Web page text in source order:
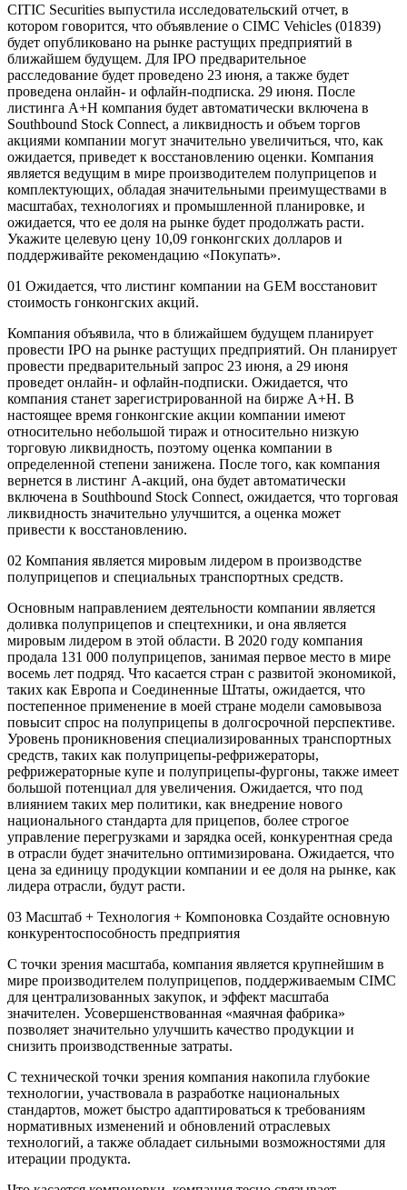
CITIC Securities выпустила исследовательский отчет, в
котором говорится, что объявление о CIMC Vehicles (01839)
будет опубликовано на рынке растущих предприятий в
ближайшем будущем. Для IPO предварительное
расследование будет проведено 23 июня, а также будет
проведена онлайн- и офлайн-подписка. 29 июня. После
листинга A+H компания будет автоматически включена в
Southbound Stock Connect, а ликвидность и объем торгов
акциями компании могут значительно увеличиться, что, как
ожидается, приведет к восстановлению оценки. Компания
является ведущим в мире производителем полуприцепов и
комплектующих, обладая значительными преимуществами в
масштабах, технологиях и промышленной планировке, и
ожидается, что ее доля на рынке будет продолжать расти.
Укажите целевую цену 10,09 гонконгских долларов и
поддерживайте рекомендацию «Покупать».
01 Ожидается, что листинг компании на GEM восстановит
стоимость гонконгских акций.
Компания объявила, что в ближайшем будущем планирует
провести IPO на рынке растущих предприятий. Он планирует
провести предварительный запрос 23 июня, а 29 июня
проведет онлайн- и офлайн-подписки. Ожидается, что
компания станет зарегистрированной на бирже A+H. В
настоящее время гонконгские акции компании имеют
относительно небольшой тираж и относительно низкую
торговую ликвидность, поэтому оценка компании в
определенной степени занижена. После того, как компания
вернется в листинг А-акций, она будет автоматически
включена в Southbound Stock Connect, ожидается, что торговая
ликвидность значительно улучшится, а оценка может
привести к восстановлению.
02 Компания является мировым лидером в производстве
полуприцепов и специальных транспортных средств.
Основным направлением деятельности компании является
доливка полуприцепов и спецтехники, и она является
мировым лидером в этой области. В 2020 году компания
продала 131 000 полуприцепов, занимая первое место в мире
восемь лет подряд. Что касается стран с развитой экономикой,
таких как Европа и Соединенные Штаты, ожидается, что
постепенное применение в моей стране модели самовывоза
повысит спрос на полуприцепы в долгосрочной перспективе.
Уровень проникновения специализированных транспортных
средств, таких как полуприцепы-рефрижераторы,
рефрижераторные купе и полуприцепы-фургоны, также имеет
большой потенциал для увеличения. Ожидается, что под
влиянием таких мер политики, как внедрение нового
национального стандарта для прицепов, более строгое
управление перегрузками и зарядка осей, конкурентная среда
в отрасли будет значительно оптимизирована. Ожидается, что
цена за единицу продукции компании и ее доля на рынке, как
лидера отрасли, будут расти.
03 Масштаб + Технология + Компоновка Создайте основную
конкурентоспособность предприятия
С точки зрения масштаба, компания является крупнейшим в
мире производителем полуприцепов, поддерживаемым CIMC
для централизованных закупок, и эффект масштаба
значителен. Усовершенствованная «маячная фабрика»
позволяет значительно улучшить качество продукции и
снизить производственные затраты.
С технической точки зрения компания накопила глубокие
технологии, участвовала в разработке национальных
стандартов, может быстро адаптироваться к требованиям
нормативных изменений и обновлений отраслевых
технологий, а также обладает сильными возможностями для
итерации продукта.